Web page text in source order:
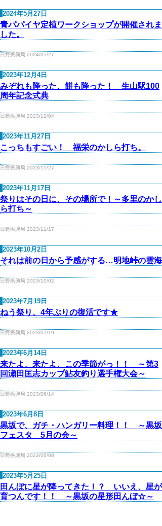
2024年5月27日
青パパイヤ定植ワークショップが開催されま
した。
日野振興局 2024/05/27
2023年12月4日
みぞれも降った、餅も降った！ 生山駅100
周年記念式典
日野振興局 2023/12/04
2023年11月27日
こっちもすごい！ 福栄のかしら打ち。
日野振興局 2023/11/27
2023年11月17日
祭りはその日に、その場所で！～多里のかし
ら打ち～
日野振興局 2023/11/17
2023年10月2日
それは前の日から予感がする…明地峠の雲海
日野振興局 2023/10/02
2023年7月19日
ねう祭り、4年ぶりの復活です★
日野振興局 2023/07/19
2023年6月14日
来たよ、来たよ、この季節がっ！！ ～第3
回瀬田匡志カップ鮎友釣り選手権大会～
日野振興局 2023/06/14
2023年6月8日
黒坂で、ガチ・ハンガリー料理！！ ～黒坂
フェスタ 5月の会～
日野振興局 2023/06/08
2023年5月25日
田んぼに星が降ってきた！？ いいえ、星が
育つんです！！ ～黒坂の星形田んぼ☆～